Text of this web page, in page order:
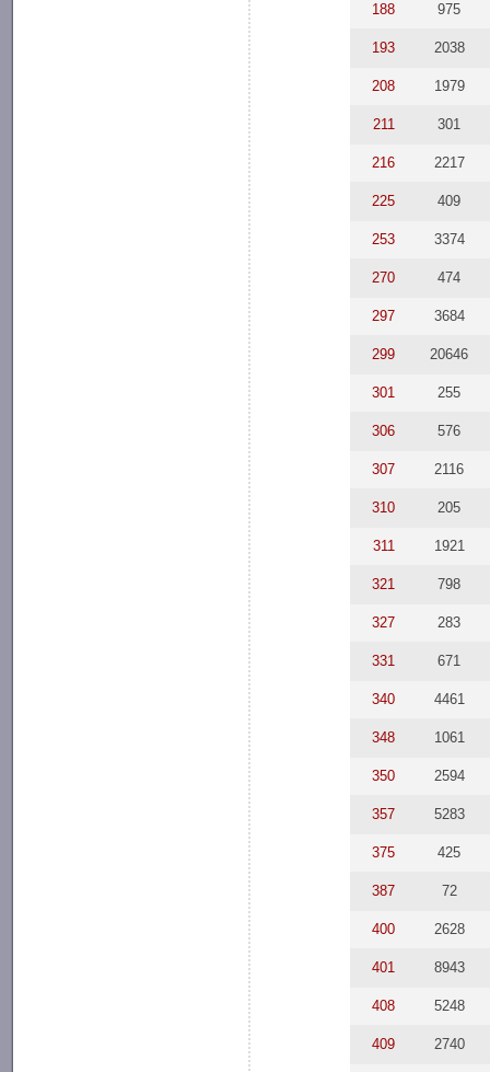
188 975
193 2038
208 1979
211 301
216 2217
225 409
253 3374
270 474
297 3684
299 20646
301 255
306 576
307 2116
310 205
311 1921
321 798
327 283
331 671
340 4461
348 1061
350 2594
357 5283
375 425
387 72
400 2628
401 8943
408 5248
409 2740